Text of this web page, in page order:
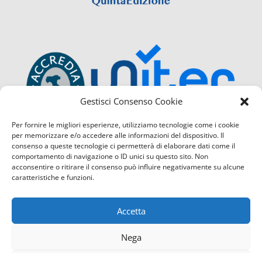
Gestisci Consenso Cookie
Per fornire le migliori esperienze, utilizziamo tecnologie come i cookie
per memorizzare e/o accedere alle informazioni del dispositivo. Il
consenso a queste tecnologie ci permetterà di elaborare dati come il
comportamento di navigazione o ID unici su questo sito. Non
acconsentire o ritirare il consenso può influire negativamente su alcune
caratteristiche e funzioni.
Accetta
Nega